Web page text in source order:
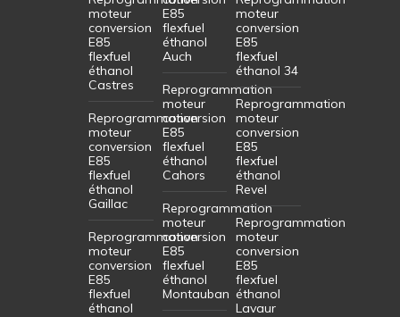
moteur
conversion
E85
flexfuel
éthanol
Castres
Reprogrammation
moteur
conversion
E85
flexfuel
éthanol
Gaillac
Reprogrammation
moteur
conversion
E85
flexfuel
éthanol
E85
flexfuel
éthanol
Auch
Reprogrammation
moteur
conversion
E85
flexfuel
éthanol
Cahors
Reprogrammation
moteur
conversion
E85
flexfuel
éthanol
Montauban
moteur
conversion
E85
flexfuel
éthanol 34
Reprogrammation
moteur
conversion
E85
flexfuel
éthanol
Revel
Reprogrammation
moteur
conversion
E85
flexfuel
éthanol
Lavaur